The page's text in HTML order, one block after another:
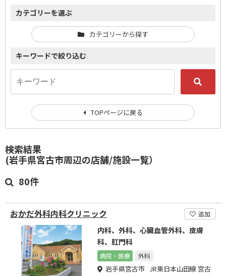
検索結果
(岩手県宮古市周辺の店舗/施設一覧）
80件
おかだ外科内科クリニック 追加
内科、外科、心臓血管外科、皮膚
科、肛門科
病院・医療 外科
岩手県宮古市 JR東日本山田線 宮古
カテゴリーを選ぶ
カテゴリーから探す
キーワードで絞り込む
TOPページに戻る